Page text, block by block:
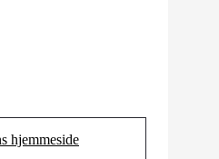
hjemmeside
in new tab)